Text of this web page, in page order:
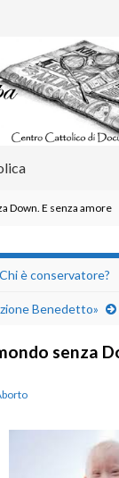
Down. E senza amore
Chi è conservatore?
Benedetto»
senza